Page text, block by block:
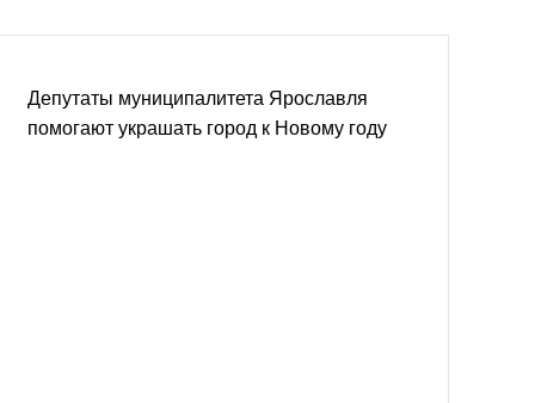
Депутаты муниципалитета Ярославля
помогают украшать город к Новому году